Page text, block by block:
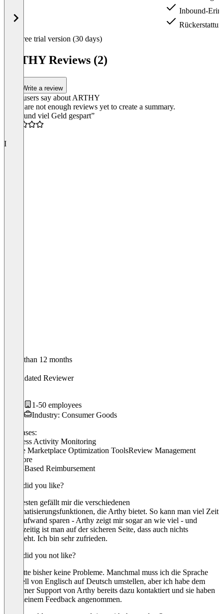
Inbound-
Free trial version (30 days)
ARTHY Reviews (2)
Write a review
What users say about ARTHY
There are not enough reviews yet to create a summary.
“ Zeit und viel Geld gespart”
I
Older than 12 months
Validated Reviewer
1-50 employees
Industry: Consumer Goods
Use cases:
Business Activity Monitoring
Online Marketplace Optimization ToolsReview Management
+ 1 more
Value-Based Reimbursement
What did you like?
Am besten gefällt mir die verschiedenen
Automatisierungsfunktionen, die Arthy bietet. So kann man viel Zeit
und Aufwand sparen - Arthy zeigt mir sogar an wie viel - und
gleichzeitig ist man auf der sicheren Seite, dass auch nichts
untergeht. Ich bin sehr zufrieden.
What did you not like?
Ich hatte bisher keine Probleme. Manchmal muss ich die Sprache
manuell von Englisch auf Deutsch umstellen, aber ich habe dem
Customer Support von Arthy bereits dazu kontaktiert und sie haben
sich meinem Feedback angenommen.